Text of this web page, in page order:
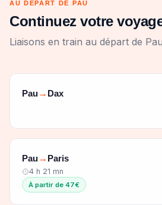
AU DÉPART DE PAU
Continuez votre
Liaisons en train au départ de
Pau→ Dax
Pau→ Paris
4 h 21 mn
À partir de 47€